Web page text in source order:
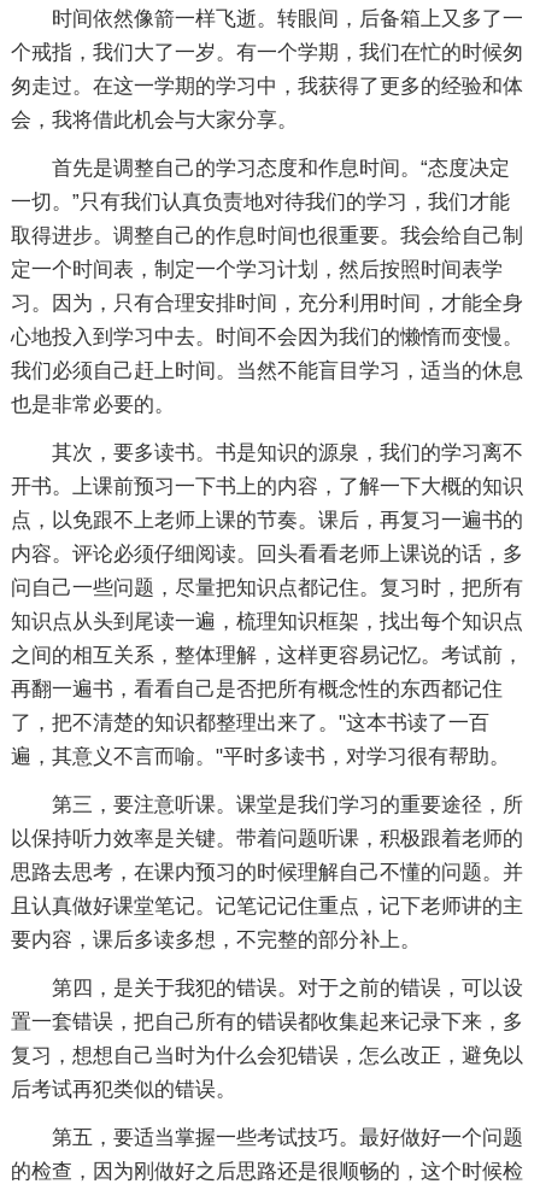
时间依然像箭一样飞逝。转眼间，后备箱上又多了一
个戒指，我们大了一岁。有一个学期，我们在忙的时候匆
匆走过。在这一学期的学习中，我获得了更多的经验和体
会，我将借此机会与大家分享。
首先是调整自己的学习态度和作息时间。“态度决定
一切。”只有我们认真负责地对待我们的学习，我们才能
取得进步。调整自己的作息时间也很重要。我会给自己制
定一个时间表，制定一个学习计划，然后按照时间表学
习。因为，只有合理安排时间，充分利用时间，才能全身
心地投入到学习中去。时间不会因为我们的懒惰而变慢。
我们必须自己赶上时间。当然不能盲目学习，适当的休息
也是非常必要的。
其次，要多读书。书是知识的源泉，我们的学习离不
开书。上课前预习一下书上的内容，了解一下大概的知识
点，以免跟不上老师上课的节奏。课后，再复习一遍书的
内容。评论必须仔细阅读。回头看看老师上课说的话，多
问自己一些问题，尽量把知识点都记住。复习时，把所有
知识点从头到尾读一遍，梳理知识框架，找出每个知识点
之间的相互关系，整体理解，这样更容易记忆。考试前，
再翻一遍书，看看自己是否把所有概念性的东西都记住
了，把不清楚的知识都整理出来了。"这本书读了一百
遍，其意义不言而喻。"平时多读书，对学习很有帮助。
第三，要注意听课。课堂是我们学习的重要途径，所
以保持听力效率是关键。带着问题听课，积极跟着老师的
思路去思考，在课内预习的时候理解自己不懂的问题。并
且认真做好课堂笔记。记笔记记住重点，记下老师讲的主
要内容，课后多读多想，不完整的部分补上。
第四，是关于我犯的错误。对于之前的错误，可以设
置一套错误，把自己所有的错误都收集起来记录下来，多
复习，想想自己当时为什么会犯错误，怎么改正，避免以
后考试再犯类似的错误。
第五，要适当掌握一些考试技巧。最好做好一个问题
的检查，因为刚做好之后思路还是很顺畅的，这个时候检